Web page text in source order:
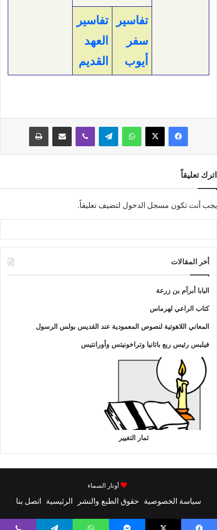
تفاسير
سفر
أيوب
تفاسير
العهد
القديم
فيسبوك‫X واتسابتيلقرامڤايبر مشاركة عبر البريد طباعة
اترك تعليقاً
يجب أنت تكون مسجل الدخول لتضيف تعليقاً.
أخر المقالات
البابا أبرآم بن زرعة
كتاب الراعي لهرماس
المعاني اللاهوتية لنصوص المعمودية عند القديس بولس الرسول
فيلبس رئيس ربع باتانيا وتراخونيتس وأورانتيس
ثمار التغيير
أوتار السماء
سياسة الخصوصية حقوق الطبع والنشر الرئيسية اتصل بنا